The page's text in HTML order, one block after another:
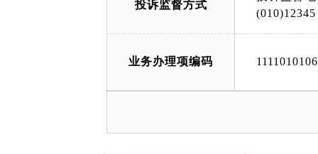
投诉监督方式
(010)12345
业务办理项编码